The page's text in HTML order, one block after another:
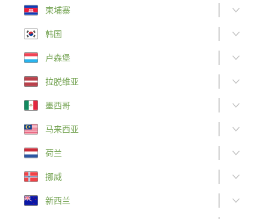
柬埔寨
韩国
卢森堡
拉脱维亚
墨西哥
马来西亚
荷兰
挪威
新西兰